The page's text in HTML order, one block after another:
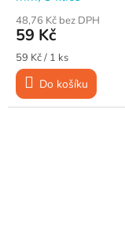
48,76 Kč bez DPH
59 Kč
Měrná
cena:
59 Kč / 1 ks
Do košíku